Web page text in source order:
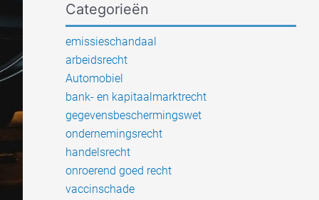
Categorieën
emissieschandaal
arbeidsrecht
Automobiel
bank- en kapitaalmarktrecht
gegevensbeschermingswet
ondernemingsrecht
handelsrecht
onroerend goed recht
vaccinschade